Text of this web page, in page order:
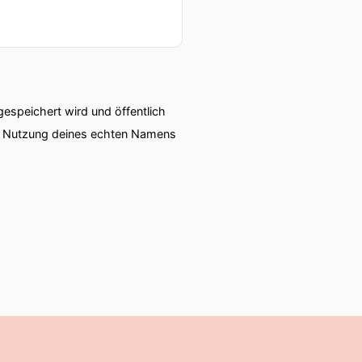
wird und öffentlich
deines echten Namens